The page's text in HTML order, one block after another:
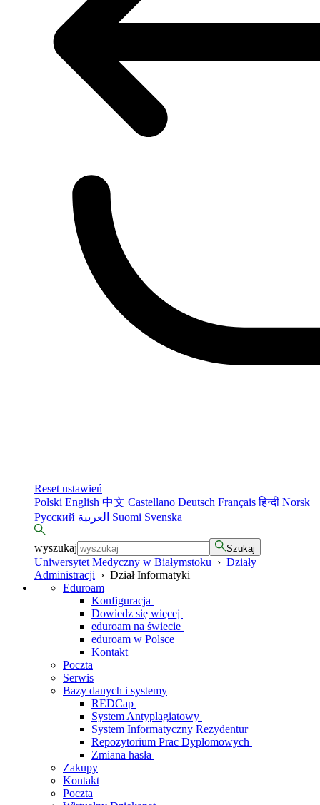
Reset ustawień
Polski English 中文 Castellano Deutsch Françaisहिन्दी Norsk
Русский
Suomi Svenska
wyszukaj Szukaj
Uniwersytet Medyczny w Białymstoku › Działy
Administracji › Dział Informatyki
Eduroam
Konfiguracja
Dowiedz się więcej
eduroam na świecie
eduroam w Polsce
Kontakt
Poczta
Serwis
Bazy danych i systemy
REDCap
System Antyplagiatowy
System Informatyczny Rezydentur
Repozytorium Prac Dyplomowych
Zmiana hasła
Zakupy
Kontakt
Poczta